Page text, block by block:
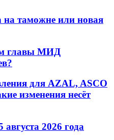
на таможне или новая
главы МИД
для AZAL, ASCO
изменения несёт
2026 года